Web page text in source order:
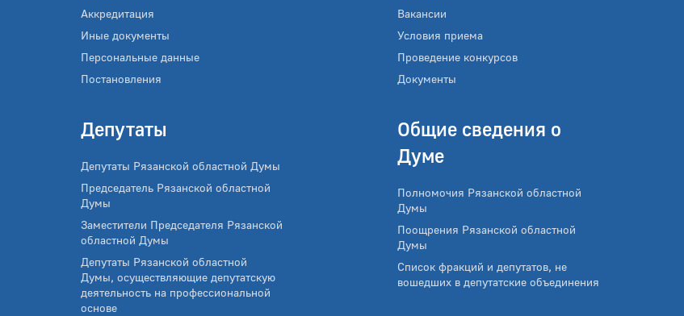
Аккредитация
Иные документы
Персональные данные
Постановления
Депутаты
Депутаты Рязанской областной Думы
Председатель Рязанской областной
Думы
Заместители Председателя Рязанской
областной Думы
Депутаты Рязанской областной
Думы, осуществляющие депутатскую
деятельность на профессиональной
основе
Вакансии
Условия приема
Проведение конкурсов
Документы
Общие сведения о
Думе
Полномочия Рязанской областной
Думы
Поощрения Рязанской областной
Думы
Список фракций и депутатов, не
вошедших в депутатские объединения